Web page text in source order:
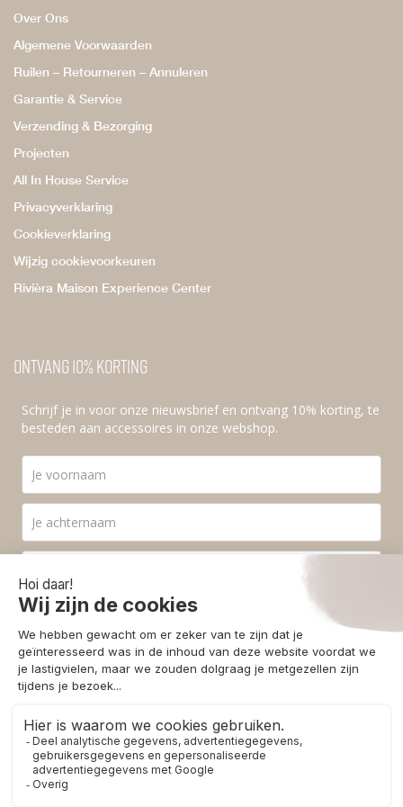
Over Ons
Algemene Voorwaarden
Ruilen – Retourneren – Annuleren
Garantie & Service
Verzending & Bezorging
Projecten
All In House Service
Privacyverklaring
Cookieverklaring
Wijzig cookievoorkeuren
Rivièra Maison Experience Center
Ontvang 10% korting
Schrijf je in voor onze nieuwsbrief en ontvang 10% korting, te
besteden aan accessoires in onze webshop.
Ik ga akkoord met deprivacyvoorwaarden
Aanmelden
© 2026 - Homestore Bergen